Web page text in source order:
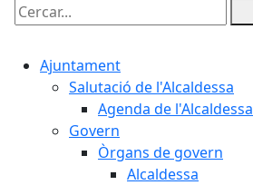
Cercar:
Ajuntament
Salutació de l'Alcaldessa
Agenda de l'Alcaldessa
Govern
Òrgans de govern
Alcaldessa